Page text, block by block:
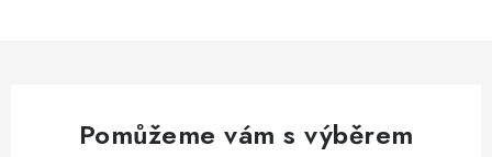
Pomůžeme vám s výběrem